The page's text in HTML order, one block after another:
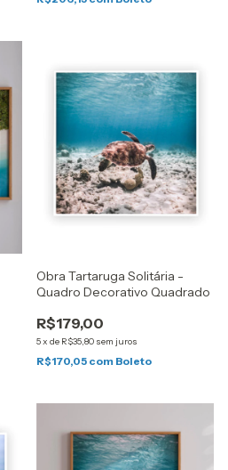
Obra Tartaruga Solitária -
Quadro Decorativo Quadrado
R$179,00
5x de R$35,80 sem juros
R$170,05 com Boleto